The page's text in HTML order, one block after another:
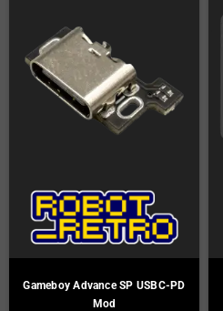
Gameboy Advance SP USBC-PD
Mod